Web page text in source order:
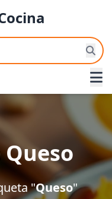
Queso
"Queso"